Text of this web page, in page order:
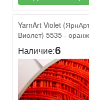
YarnArt Violet
Виолет) 5535 -
Наличие:6